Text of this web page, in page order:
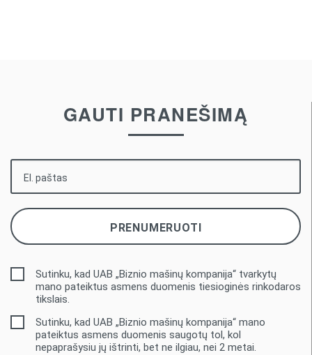
GAUTI PRANEŠIMĄ
Sutinku, kad UAB „Biznio mašinų kompanija“ tvarkytų
mano pateiktus asmens duomenis tiesioginės rinkodaros
tikslais.
Sutinku, kad UAB „Biznio mašinų kompanija“ mano
pateiktus asmens duomenis saugotų tol, kol
nepaprašysiu jų ištrinti, bet ne ilgiau, nei 2 metai.